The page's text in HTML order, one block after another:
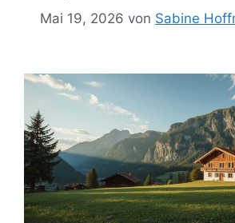
Mai 19, 2026 von Sabine